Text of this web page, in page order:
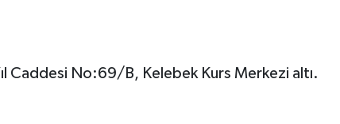
Caddesi No:69/B, Kelebek Kurs Merkezi altı.